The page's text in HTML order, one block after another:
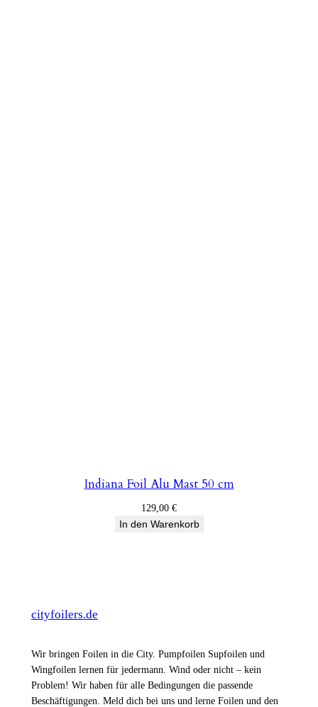
Indiana Foil Alu Mast 50 cm
129,00 €
In den Warenkorb
cityfoilers.de
Wir bringen Foilen in die City. Pumpfoilen Supfoilen und
Wingfoilen lernen für jedermann. Wind oder nicht – kein
Problem! Wir haben für alle Bedingungen die passende
Beschäftigungen. Meld dich bei uns und lerne Foilen und den